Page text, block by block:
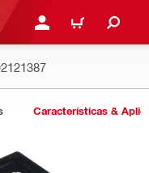
ENTRAR OU REGISTAR
CARRINHO
Características &